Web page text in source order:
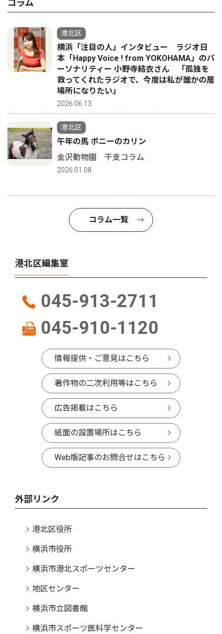
コラム
港北区
横浜「注目の人」インタビュー ラジオ日
本「Happy Voice ! from YOKOHAMA」のパ
ーソナリティー 小野寺結衣さん 「孤独を
救ってくれたラジオで、今度は私が誰かの居
場所になりたい」
2026.06.13
港北区
午年の馬 ポニーのカリン
金沢動物園 干支コラム
2026.01.08
コラム一覧
港北区編集室
045-913-2711
045-910-1120
情報提供・ご意見はこちら
著作物の二次利用等はこちら
広告掲載はこちら
紙面の設置場所はこちら
Web版記事のお問合せはこちら
外部リンク
港北区役所
横浜市役所
横浜市港北スポーツセンター
地区センター
横浜市立図書館
横浜市スポーツ医科学センター